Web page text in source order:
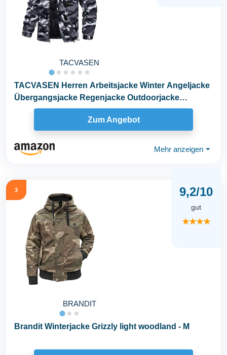
TACVASEN
TACVASEN Herren Arbeitsjacke Winter Angeljacke
Übergangsjacke Regenjacke Outdoorjacke
Wasserdicht...
Zum Angebot
Mehr anzeigen ⏷
3
BRANDIT
9,2/10
gut
★★★★
Brandit Winterjacke Grizzly light woodland - M